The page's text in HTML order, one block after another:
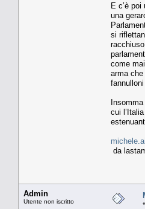
E c’è
una
si
come
arma
cui
da
Admin
Utente non iscritto «